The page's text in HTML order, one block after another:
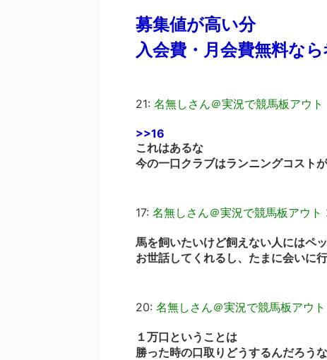
募集値が高い分
入会費・月会費無料な
21: 名無しさん＠実況で競馬板アウト
>>16
これはあるな
今の一口クラブはランニングコスト
17: 名無しさん＠実況で競馬板アウト
馬を飼いたいけど飼えない人にはペ
お世話してくれるし、たまに会いに
20: 名無しさん＠実況で競馬板アウト
１万口ということは
勝った時の口取りどうするんだろうな